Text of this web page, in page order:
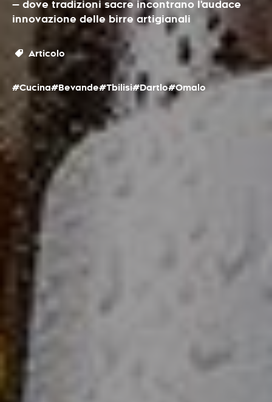
— dove tradizioni sacre incontrano l'audace
innovazione delle birre artigianali
Articolo
#Cucina#Bevande#Tbilisi#Dartlo#Omalo